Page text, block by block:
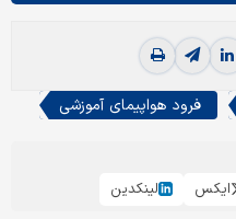
فرود هواپیمای آموزشی
ایکس لینکدین